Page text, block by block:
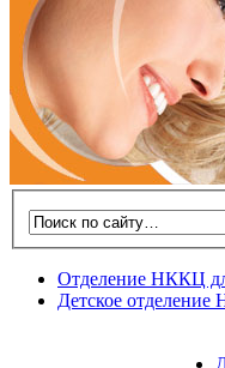
Отделение НККЦ
Детское